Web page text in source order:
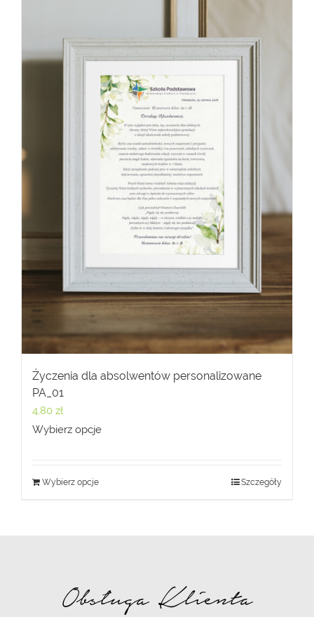
Życzenia dla absolwentów personalizowane
PA_01
4,80 zł
Wybierz opcje
Wybierz opcje Szczegóły
Obsługa Klienta